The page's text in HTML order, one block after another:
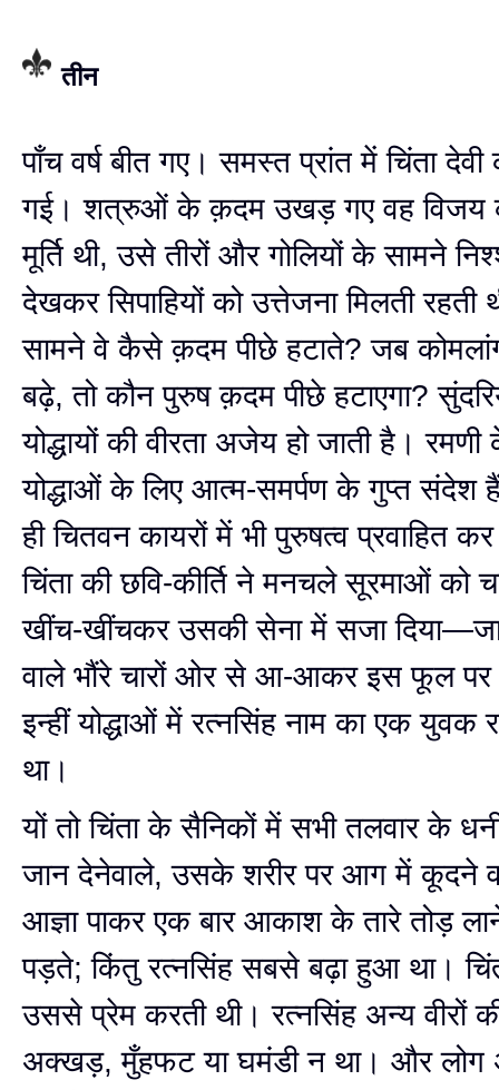
तीन
पाँच वर्ष बीत गए। समस्त प्रांत में चिंता
गई। शत्रुओं के क़दम उखड़ गए वह विजय
मूर्ति थी, उसे तीरों और गोलियों के सामने
देखकर सिपाहियों को उत्तेजना मिलती
सामने वे कैसे क़दम पीछे हटाते? जब
बढ़े, तो कौन पुरुष क़दम पीछे हटाएगा?
योद्धायों की वीरता अजेय हो जाती है।
योद्धाओं के लिए आत्म-समर्पण के गुप्त संदेश
ही चितवन कायरों में भी पुरुषत्व प्रवाहित
चिंता की छवि-कीर्ति ने मनचले सूरमाओं को
खींच-खींचकर उसकी सेना में सजा
वाले भौंरे चारों ओर से आ-आकर इस फूल पर
इन्हीं योद्धाओं में रत्नसिंह नाम का एक युवक
था।
यों तो चिंता के सैनिकों में सभी तलवार के
जान देनेवाले, उसके शरीर पर आग में कूदने
आज्ञा पाकर एक बार आकाश के तारे तोड़
पड़ते; किंतु रत्नसिंह सबसे बढ़ा हुआ था।
उससे प्रेम करती थी। रत्नसिंह अन्य वीरों
अक्खड़, मुँहफट या घमंडी न था। और लोग